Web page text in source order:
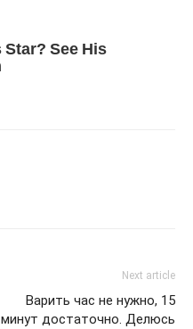
Next article
Варить час не нужно, 15
минут достаточно. Делюсь